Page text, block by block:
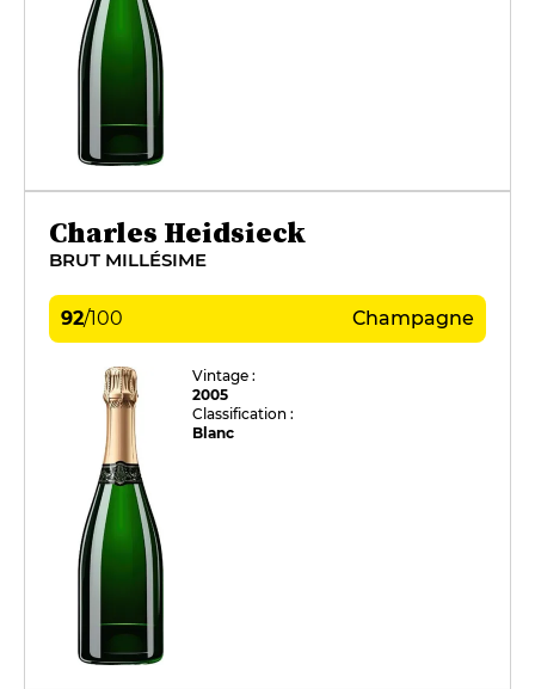
Charles Heidsieck
BRUT MILLÉSIME
92/100 Champagne
Vintage :
2005
Classification :
Blanc